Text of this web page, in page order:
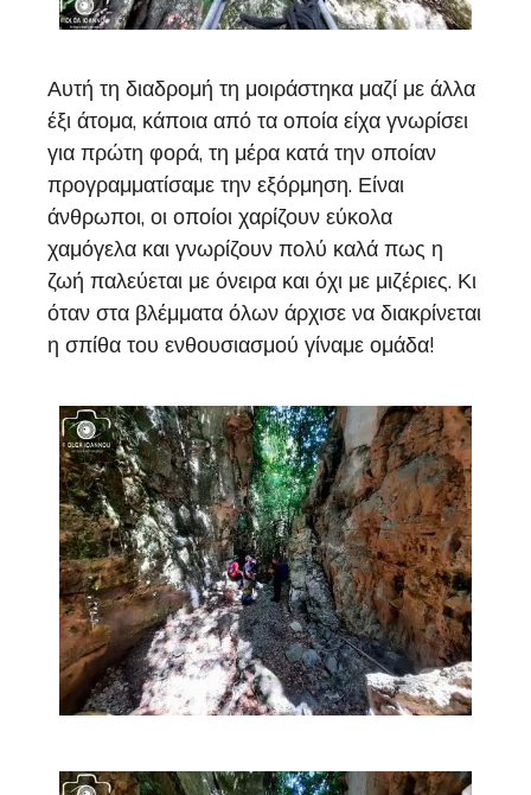
Αυτή τη διαδρομή τη μοιράστηκα μαζί με άλλα
έξι άτομα, κάποια από τα οποία είχα γνωρίσει
για πρώτη φορά, τη μέρα κατά την οποίαν
προγραμματίσαμε την εξόρμηση. Είναι
άνθρωποι, οι οποίοι χαρίζουν εύκολα
χαμόγελα και γνωρίζουν πολύ καλά πως η
ζωή παλεύεται με όνειρα και όχι με μιζέριες. Κι
όταν στα βλέμματα όλων άρχισε να διακρίνεται
η σπίθα του ενθουσιασμού γίναμε ομάδα!